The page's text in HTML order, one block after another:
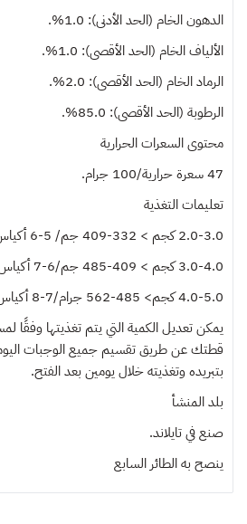
الدهون الخام (الحد الأدنى): 1.0%.
الألياف الخام (الحد الأقصى): 1.0%.
الرماد الخام (الحد الأقصى): 2.0%.
الرطوبة (الحد الأقصى): 85.0%.
محتوى السعرات الحرارية
47 سعرة حرارية/100 جرام.
تعليمات التغذية
2.0-3.0 كجم > 332-409 جم/ 5-6 أكياس.
3.0-4.0 كجم > 409-485 جم/6-7 أكياس.
4.0-5.0 كجم> 485-562 جرام/7-8 أكياس.
يمكن تعديل الكمية التي يتم تغذيتها
قطتك عن طريق تقسيم جميع الوجبات
بتبريده وتغذيته خلال يومين بعد الفتح.
بلد المنشأ
صنع في تايلاند.
ينصح بهالطائر السابع